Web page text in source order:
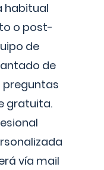
habitual
o post-
de
de
preguntas
gratuita.
vía mail